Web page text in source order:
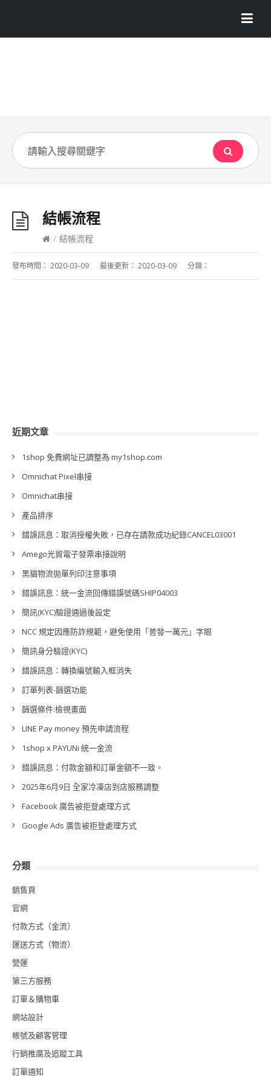
結帳流程
/ 結帳流程
發布時間： 2020-03-09 最後更新： 2020-03-09 分類：
近期文章
1shop 免費網址已調整為 my1shop.com
Omnichat Pixel串接
Omnichat串接
產品排序
錯誤訊息：取消授權失敗，已存在請款成功紀錄CANCEL03001
Amego光貿電子發票串接說明
黑貓物流拋單列印注意事項
錯誤訊息：統一金流回傳錯誤號碼SHIP04003
簡訊(KYC)驗證通過後設定
NCC 規定因應防詐規範，避免使用「普發一萬元」字眼
簡訊身分驗證(KYC)
錯誤訊息：轉換編號輸入框消失
訂單列表-篩選功能
篩選條件:檢視畫面
LINE Pay money 預先申請流程
1shop x PAYUNi 統一金流
錯誤訊息：付款金額和訂單金額不一致。
2025年6月9日 全家冷凍店到店服務調整
Facebook 廣告被拒登處理方式
Google Ads 廣告被拒登處理方式
分類
銷售頁
官網
付款方式（金流）
運送方式（物流）
營運
第三方服務
訂單＆購物車
網站設計
帳號及顧客管理
行銷推廣及追蹤工具
訂單通知